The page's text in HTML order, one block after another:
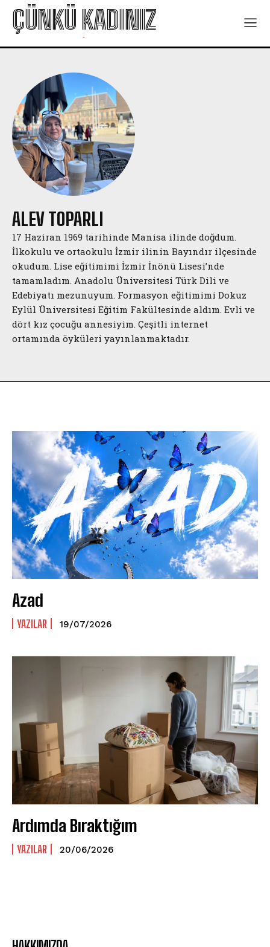
ÇÜNKÜ KADINIZ
-
ALEV TOPARLI
17 Haziran 1969 tarihinde Manisa ilinde doğdum.
İlkokulu ve ortaokulu İzmir ilinin Bayındır ilçesinde
okudum. Lise eğitimimi İzmir İnönü Lisesi’nde
tamamladım. Anadolu Üniversitesi Türk Dili ve
Edebiyatı mezunuyum. Formasyon eğitimimi Dokuz
Eylül Üniversitesi Eğitim Fakültesinde aldım. Evli ve
dört kız çocuğu annesiyim. Çeşitli internet
ortamında öyküleri yayınlanmaktadır.
Azad
YAZILAR 19/07/2026
Ardımda Bıraktığım
YAZILAR 20/06/2026